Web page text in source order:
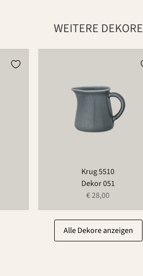
WEITERE DEKORE
Krug 5510
Dekor 051
€ 28,00
Alle Dekore anzeigen